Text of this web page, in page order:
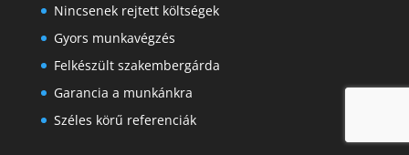
Nincsenek rejtett költségek
Gyors munkavégzés
Felkészült szakembergárda
Garancia a munkánkra
Széles körű referenciák